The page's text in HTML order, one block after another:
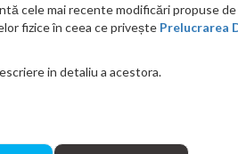
PRP: 1,885.00 RON
1,256.00 RON
Ati gasit in alta
cele mai recente modificări propuse
fizice în ceea ce privește Prelucrarea
in detaliu a acestora.